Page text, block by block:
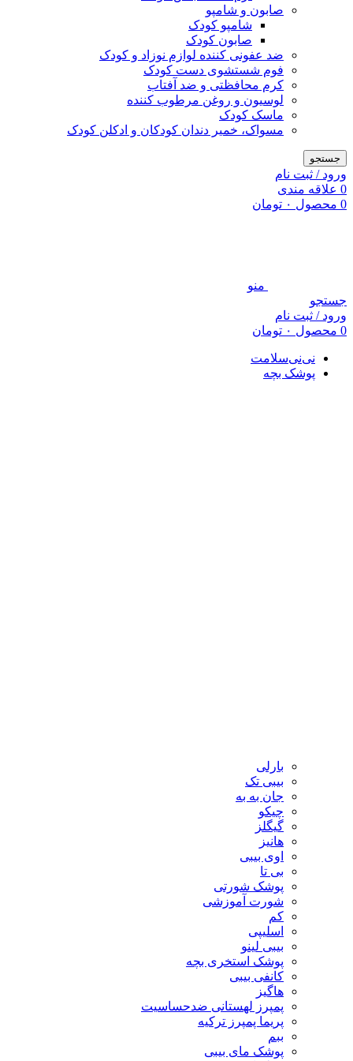
صابون و شامپو
شامپو کودک
صابون کودک
ضد عفونی کننده لوازم نوزاد و کودک
فوم شستشوی دست کودک
کرم محافظتی و ضد آفتاب
لوسیون و روغن مرطوب کننده
ماسک کودک
مسواک، خمیر دندان کودکان و ادکلن کودک
جستجو
ورود / ثبت نام
0 علاقه مندی
0 محصول ۰ تومان
منو
جستجو
ورود / ثبت نام
0 محصول ۰ تومان
نی‌نی‌سلامت
پوشک بچه
بارلی
بیبی تک
جان به به
چیکو
گیگلز
هانیز
اوی بیبی
بی تا
پوشک شورتی
شورت آموزشی
کم
اسلیپی
بیبی لینو
پوشک استخری بچه
کانفی بیبی
هاگیز
پمپرز لهستانی ضدحساسیت
پریما پمپرز ترکیه
ببم
پوشک مای بیبی